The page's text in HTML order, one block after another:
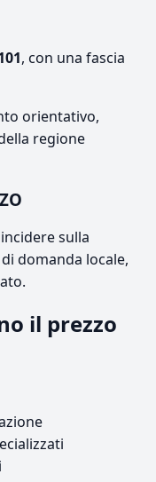
, con una fascia
orientativo,
regione
sulla
domanda locale,
il prezzo